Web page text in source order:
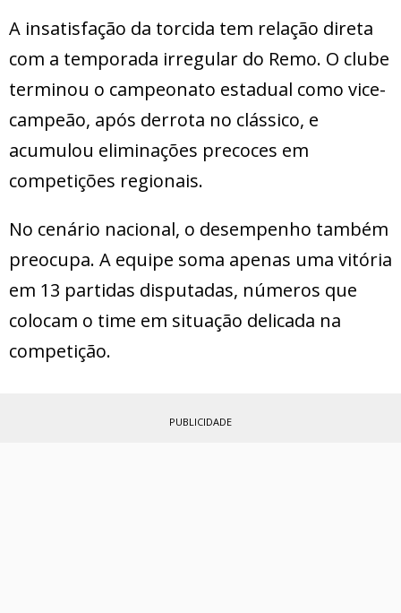
A insatisfação da torcida tem relação direta
com a temporada irregular do Remo. O clube
terminou o campeonato estadual como vice-
campeão, após derrota no clássico, e
acumulou eliminações precoces em
competições regionais.
No cenário nacional, o desempenho também
preocupa. A equipe soma apenas uma vitória
em 13 partidas disputadas, números que
colocam o time em situação delicada na
competição.
PUBLICIDADE